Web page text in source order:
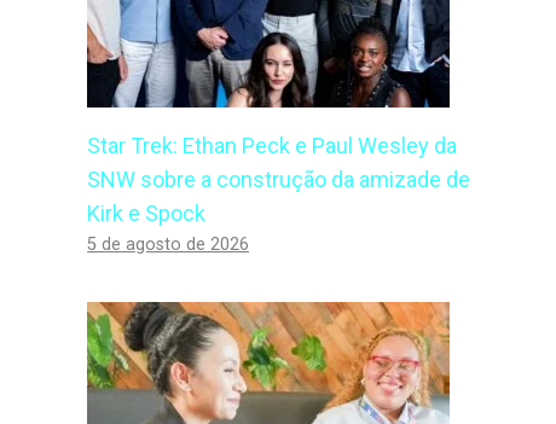
Star Trek: Ethan Peck e Paul Wesley da
SNW sobre a construção da amizade de
Kirk e Spock
5 de agosto de 2026